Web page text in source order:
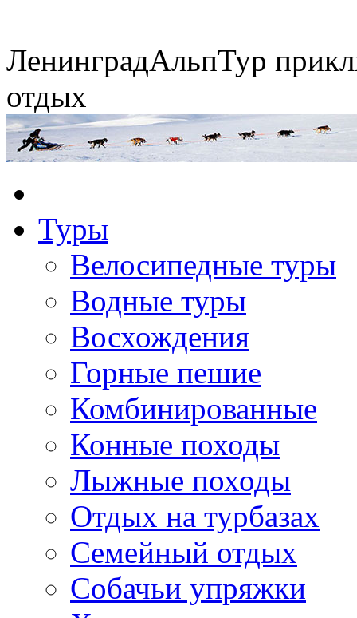
ЛенинградАльпТур
отдых
Туры
Велосипедные туры
Водные туры
Восхождения
Горные пешие
Комбинированные
Конные походы
Лыжные походы
Отдых на турбазах
Семейный отдых
Собачьи упряжки